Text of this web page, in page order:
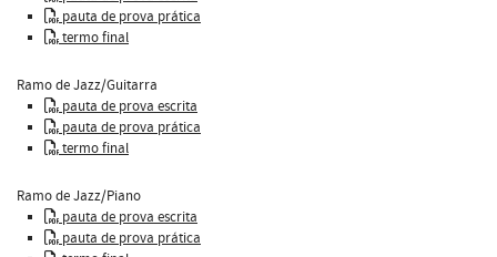
pauta de prova prática
termo final
Ramo de Jazz/Guitarra
pauta de prova escrita
pauta de prova prática
termo final
Ramo de Jazz/Piano
pauta de prova escrita
pauta de prova prática